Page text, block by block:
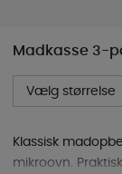
Madkasse 3-
Vælg størrelse
Klassisk
mikroovn.